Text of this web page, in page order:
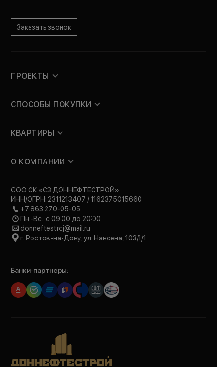
Заказать звонок
ПРОЕКТЫ
СПОСОБЫ ПОКУПКИ
КВАРТИРЫ
О КОМПАНИИ
ООО СК «СЗ ДОННЕФТЕСТРОЙ»
ИНН/ОГРН: 2311213407 / 1162375015660
+7 863 270-05-05
Пн.-Вс.: с 09:00 до 20:00
donneftestroj@mail.ru
г. Ростов-на-Дону, ул. Нансена, 103/1/1
Банки-партнеры: